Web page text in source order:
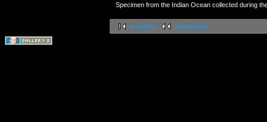
Specimen from the Indian Ocean collected during
première précédente